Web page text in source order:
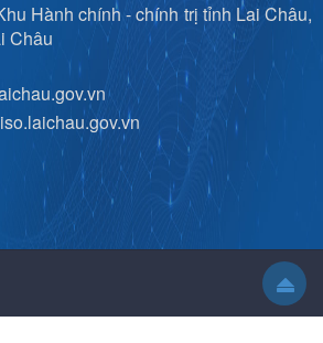
Hành chính - chính trị tỉnh Lai Châu,
Châu